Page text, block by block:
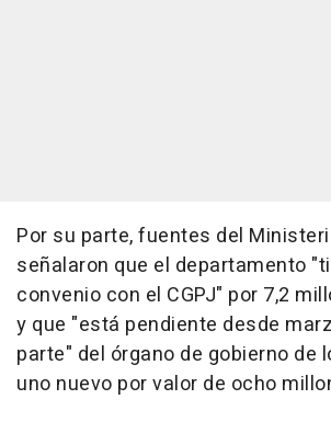
Por su parte, fuentes del
señalaron que el departamento
convenio con el CGPJ" por 7,2
y que "está pendiente desde
parte" del órgano de gobierno de
uno nuevo por valor de ocho